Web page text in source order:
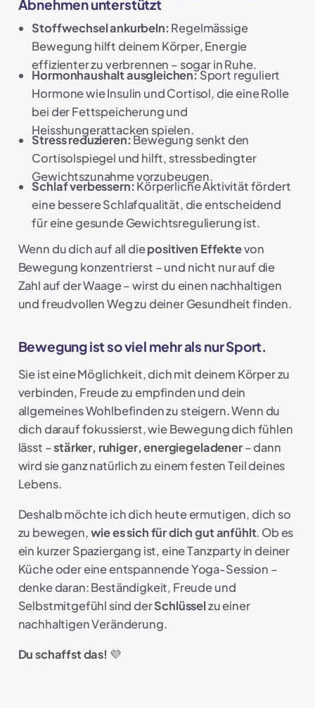
Abnehmen unterstützt
Stoffwechsel ankurbeln:Regelmässige
Bewegung hilft deinem Körper, Energie
effizienter zu verbrennen – sogar in Ruhe.
Hormonhaushalt ausgleichen:Sport reguliert
Hormone wie Insulin und Cortisol, die eine Rolle
bei der Fettspeicherung und
Heisshungerattacken spielen.
Stress reduzieren:Bewegung senkt den
Cortisolspiegel und hilft, stressbedingter
Gewichtszunahme vorzubeugen.
Schlaf verbessern:Körperliche Aktivität fördert
eine bessere Schlafqualität, die entscheidend
für eine gesunde Gewichtsregulierung ist.
Wenn du dich auf all diepositiven Effektevon
Bewegung konzentrierst – und nicht nur auf die
Zahl auf der Waage – wirst du einen nachhaltigen
und freudvollen Weg zu deiner Gesundheit finden.
Bewegung ist so viel mehr als nur Sport.
Sie ist eine Möglichkeit, dich mit deinem Körper zu
verbinden, Freude zu empfinden und dein
allgemeines Wohlbefinden zu steigern. Wenn du
dich darauf fokussierst, wie Bewegung dich fühlen
lässt –stärker, ruhiger, energiegeladener– dann
wird sie ganz natürlich zu einem festen Teil deines
Lebens.
Deshalb möchte ich dich heute ermutigen, dich so
zu bewegen,wie es sich für dich gut anfühlt. Ob es
ein kurzer Spaziergang ist, eine Tanzparty in deiner
Küche oder eine entspannende Yoga-Session –
denke daran: Beständigkeit, Freude und
Selbstmitgefühl sind derSchlüsselzu einer
nachhaltigen Veränderung.
Du schaffst das! 💜